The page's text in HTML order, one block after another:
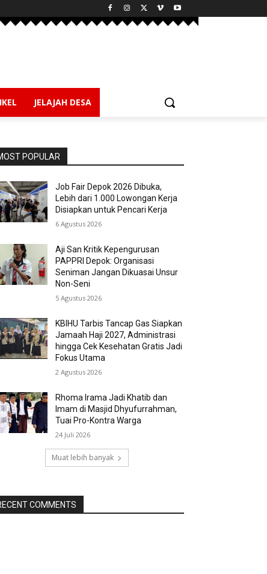
JELAJAH DESA
POPULAR
Job Fair Depok 2026 Dibuka,
Lebih dari 1.000 Lowongan Kerja
Disiapkan untuk Pencari Kerja
6 Agustus 2026
Aji San Kritik Kepengurusan
PAPPRI Depok: Organisasi
Seniman Jangan Dikuasai Unsur
Non-Seni
5 Agustus 2026
KBIHU Tarbis Tancap Gas Siapkan
Jamaah Haji 2027, Administrasi
hingga Cek Kesehatan Gratis Jadi
Fokus Utama
2 Agustus 2026
Rhoma Irama Jadi Khatib dan
Imam di Masjid Dhyufurrahman,
Tuai Pro-Kontra Warga
24 Juli 2026
Muat lebih banyak
COMMENTS